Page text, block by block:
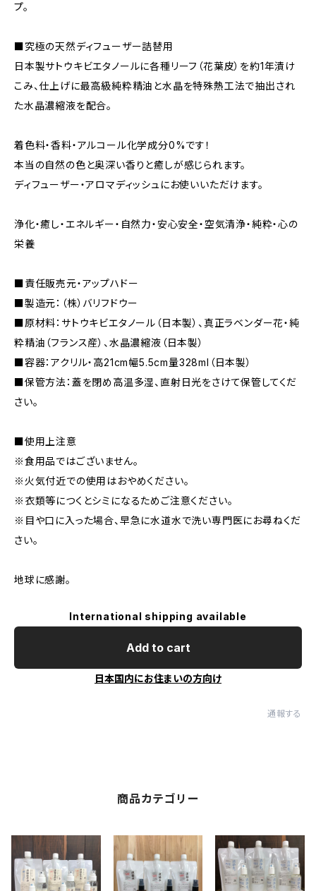
プ。
■究極の天然ディフューザー詰替用
日本製サトウキビエタノールに各種リーフ（花葉皮）を約1年漬け
こみ、仕上げに最高級純粋精油と水晶を特殊熱工法で抽出され
た水晶濃縮液を配合。
着色料・香料・アルコール化学成分0%です！
本当の自然の色と奥深い香りと癒しが感じられます。
ディフューザー・アロマディッシュにお使いいただけます。
浄化・癒し・エネルギー・自然力・安心安全・空気清浄・純粋・心の
栄養
■責任販売元・アップハドー
■製造元：（株）バリフドウー
■原材料：サトウキビエタノール（日本製）、真正ラベンダー花・純
粋精油（フランス産）、水晶濃縮液（日本製）
■容器：アクリル・高21cm幅5.5cm量328ml（日本製）
■保管方法：蓋を閉め高温多湿、直射日光をさけて保管してくだ
さい。
■使用上注意
※食用品ではございません。
※火気付近での使用はおやめください。
※衣類等につくとシミになるためご注意ください。
※目や口に入った場合、早急に水道水で洗い専門医にお尋ねくだ
さい。
地球に感謝。
International shipping available
Add to cart
日本国内にお住まいの方向け
通報する
商品カテゴリー